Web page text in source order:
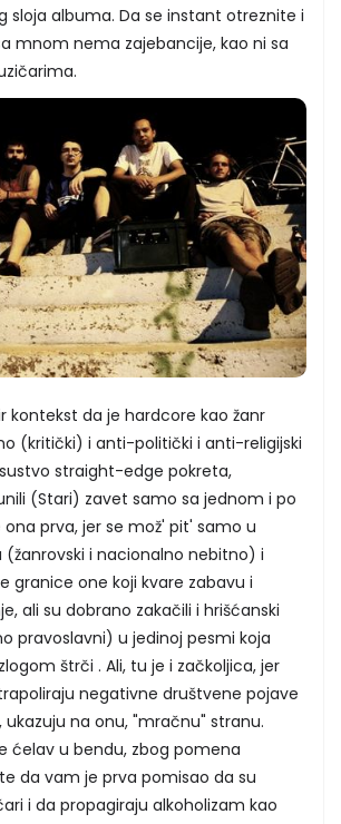
sloja albuma. Da se instant otreznite i
mnom nema zajebancije, kao ni sa
kontekst da je hardcore kao žanr
(kritički) i anti-politički i anti-religijski
straight-edge pokreta,
(Stari) zavet samo sa jednom i po
prva, jer se mož' pit' samo u
i nacionalno nebitno) i
granice one koji kvare zabavu i
ali su dobrano zakačili i hrišćanski
pravoslavni) u jedinoj pesmi koja
štrči . Ali, tu je i začkoljica, jer
negativne društvene pojave
ukazuju na onu, "mračnu" stranu.
ćelav u bendu, zbog pomena
da vam je prva pomisao da su
i da propagiraju alkoholizam kao